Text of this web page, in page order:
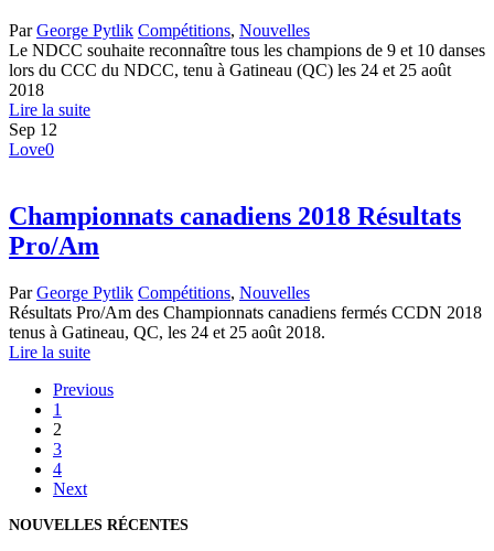
Par George Pytlik Compétitions, Nouvelles
Le NDCC souhaite reconnaître tous les champions de 9 et 10 danses
lors du CCC du NDCC, tenu à Gatineau (QC) les 24 et 25 août
2018
Lire la suite
Sep 12
Love0
Championnats canadiens 2018 Résultats
Pro/Am
Par George Pytlik Compétitions, Nouvelles
Résultats Pro/Am des Championnats canadiens fermés CCDN 2018
tenus à Gatineau, QC, les 24 et 25 août 2018.
Lire la suite
Previous
1
2
3
4
Next
NOUVELLES RÉCENTES